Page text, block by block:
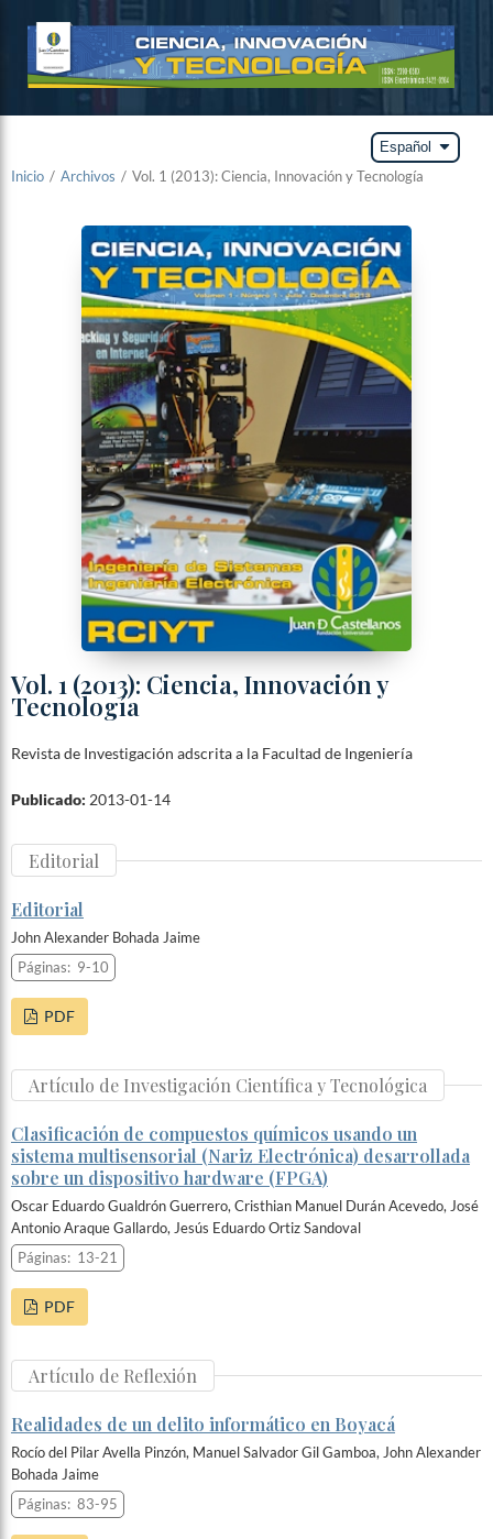
Español arrow_drop_down
Inicio / Archivos / Vol. 1 (2013): Ciencia, Innovación y Tecnología
Vol. 1 (2013): Ciencia, Innovación y
Tecnología
Revista de Investigación adscrita a la Facultad de Ingeniería
Publicado: 2013-01-14
Editorial
Editorial
John Alexander Bohada Jaime
Páginas:9-10
PDF
Artículo de Investigación Científica y Tecnológica
Clasificación de compuestos químicos usando un
sistema multisensorial (Nariz Electrónica) desarrollada
sobre un dispositivo hardware (FPGA)
Oscar Eduardo Gualdrón Guerrero, Cristhian Manuel Durán Acevedo, José
Antonio Araque Gallardo, Jesús Eduardo Ortiz Sandoval
Páginas:13-21
PDF
Artículo de Reflexión
Realidades de un delito informático en Boyacá
Rocío del Pilar Avella Pinzón, Manuel Salvador Gil Gamboa, John Alexander
Bohada Jaime
Páginas:83-95